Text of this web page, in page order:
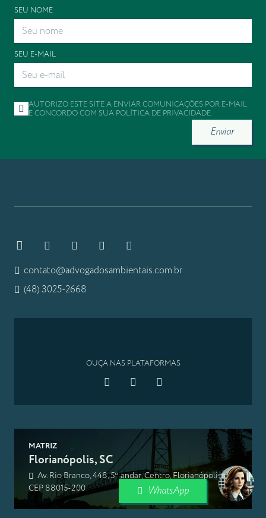
SEU NOME
SEU E-MAIL
AUTORIZO ESTE SITE A ENVIAR COMUNICAÇÕES POR E-MAIL
E CONCORDO COM SUA POLÍTICA DE PRIVACIDADE.
Enviar
contato@advogadosambientais.com.br
(48) 3025-2668
OUÇA NAS PLATAFORMAS
MATRIZ
Florianópolis, SC
Av. Rio Branco, 448, 5º andar, Centro, Florianópolis, SC,
CEP 88015-200
WhatsApp